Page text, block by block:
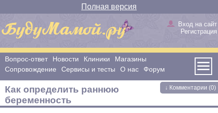
Полная версия
Вход на сайт
Регистрация
Вопрос-ответ Новости Клиники
Магазины
Сопровождение
Сервисы и тесты О нас Форум
↓ Комментарии (0)
Как определить раннюю
беременность